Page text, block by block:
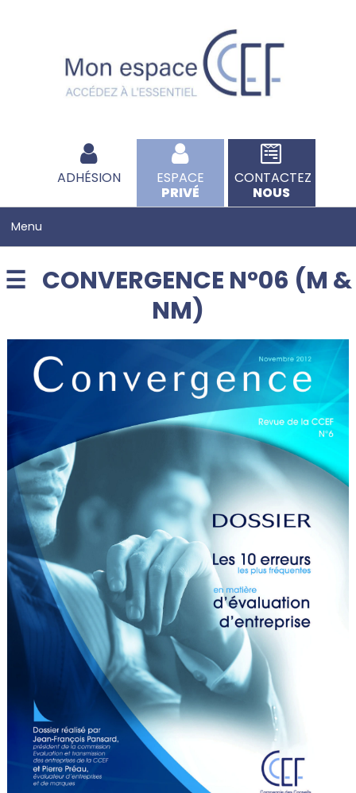
ADHÉSION
ESPACE
PRIVÉ
CONTACTEZ
NOUS
CONVERGENCE N°06 (M &
NM)